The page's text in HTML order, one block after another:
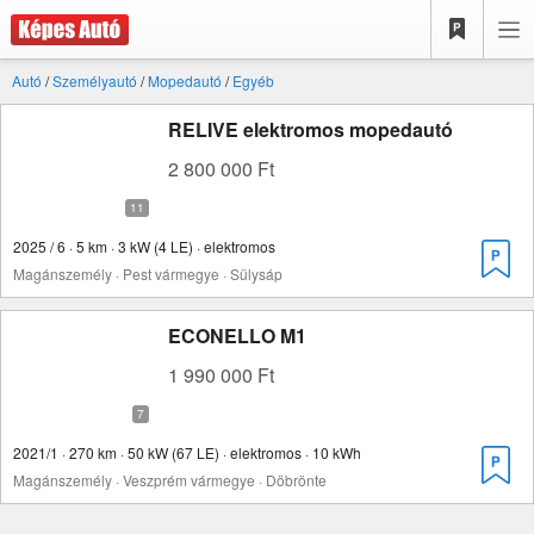
Autó /Személyautó /Mopedautó /Egyéb
RELIVE elektromos mopedautó
2 800 000 Ft
2025 / 6 · 5 km · 3 kW (4 LE) · elektromos
Magánszemély · Pest vármegye · Sülysáp
ECONELLO M1
1 990 000 Ft
2021/1 · 270 km · 50 kW (67 LE) · elektromos · 10 kWh
Magánszemély · Veszprém vármegye · Döbrönte